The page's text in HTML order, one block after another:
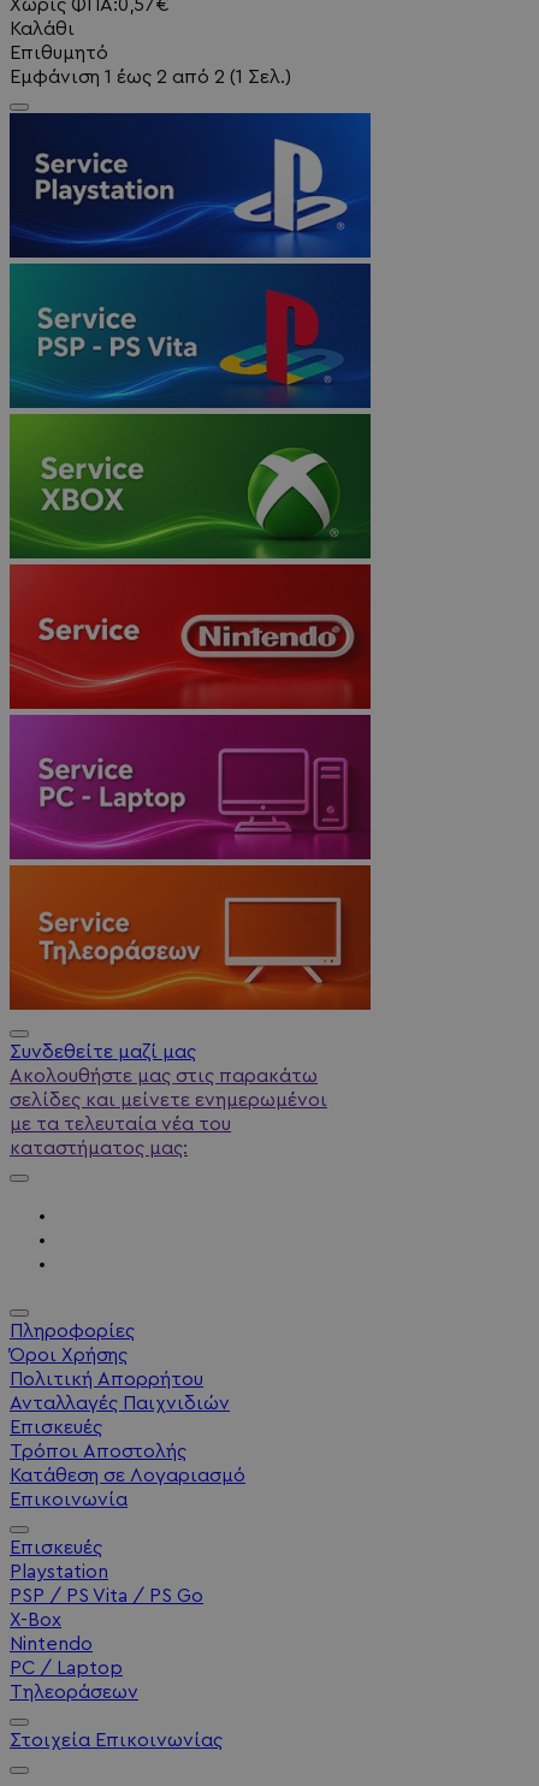
Χωρίς ΦΠΑ:0,57€
Καλάθι
Επιθυμητό
Εμφάνιση 1 έως 2 από 2 (1 Σελ.)
Συνδεθείτε μαζί μας
Ακολουθήστε μας στις παρακάτω
σελίδες και μείνετε ενημερωμένοι
με τα τελευταία νέα του
καταστήματος μας:
Πληροφορίες
Όροι Χρήσης
Πολιτική Απορρήτου
Ανταλλαγές Παιχνιδιών
Επισκευές
Τρόποι Αποστολής
Κατάθεση σε Λογαριασμό
Επικοινωνία
Επισκευές
Playstation
PSP / PS Vita / PS Go
X-Box
Nintendo
PC / Laptop
Τηλεοράσεων
Στοιχεία Επικοινωνίας